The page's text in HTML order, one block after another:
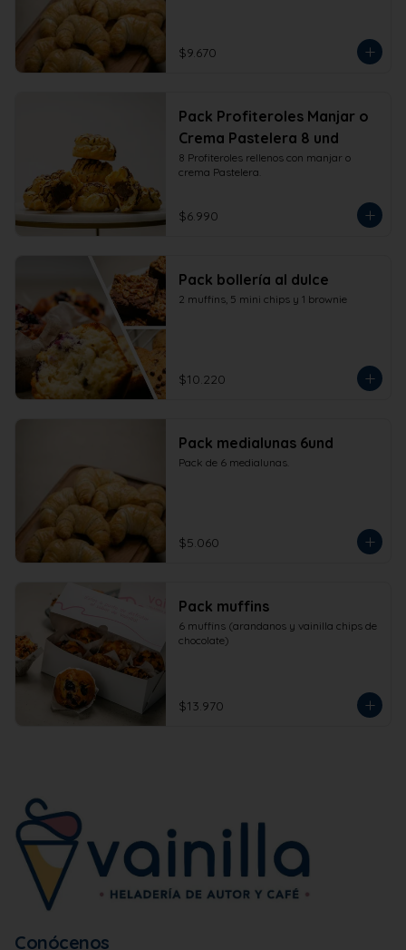
$9.670
Pack Profiteroles Manjar o
Crema Pastelera 8 und
8 Profiteroles rellenos con manjar o
crema Pastelera.
$6.990
Pack bollería al dulce
2 muffins, 5 mini chips y 1 brownie
$10.220
Pack medialunas 6und
Pack de 6 medialunas.
$5.060
Pack muffins
6 muffins (arandanos y vainilla chips de
chocolate)
$13.970
Conócenos